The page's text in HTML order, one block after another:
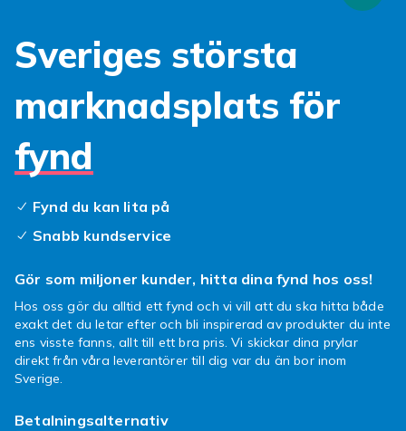
Sveriges största
marknadsplats för
fynd
Fynd du kan lita på
Snabb kundservice
Gör som miljoner kunder, hitta dina fynd hos oss!
Hos oss gör du alltid ett fynd och vi vill att du ska hitta både
exakt det du letar efter och bli inspirerad av produkter du inte
ens visste fanns, allt till ett bra pris. Vi skickar dina prylar
direkt från våra leverantörer till dig var du än bor inom
Sverige.
Betalningsalternativ